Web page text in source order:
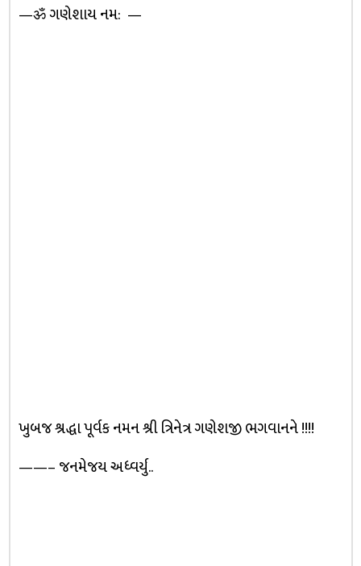
—ॐ ગણેશાય નમ: —
ખુબજ શ્રદ્ધા પૂર્વક નમન શ્રી ત્રિનેત્ર ગણેશજી ભગવાનને !!!!
——– જનમેજય અધ્વર્યુ..